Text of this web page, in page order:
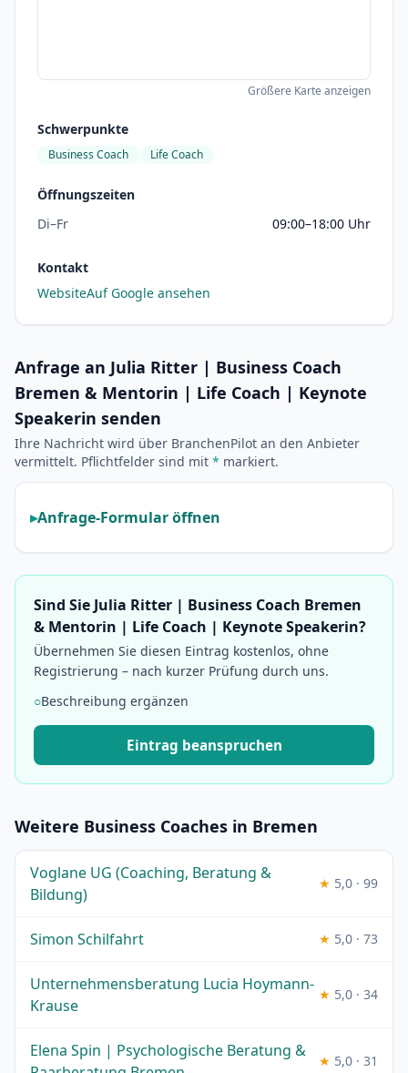
Größere Karte anzeigen
Schwerpunkte
Business Coach Life Coach
Öffnungszeiten
Di–Fr
09:00–18:00 Uhr
Kontakt
WebsiteAuf Google ansehen
Anfrage an Julia Ritter | Business Coach
Bremen & Mentorin | Life Coach | Keynote
Speakerin senden
Ihre Nachricht wird über BranchenPilot an den Anbieter
vermittelt. Pflichtfelder sind mit * markiert.
Anfrage-Formular öffnen
Sind Sie Julia Ritter | Business Coach Bremen
& Mentorin | Life Coach | Keynote Speakerin?
Übernehmen Sie diesen Eintrag kostenlos, ohne
Registrierung – nach kurzer Prüfung durch uns.
○Beschreibung ergänzen
Eintrag beanspruchen
Weitere Business Coaches in Bremen
Voglane UG (Coaching, Beratung &
Bildung)
★ 5,0 · 99
Simon Schilfahrt ★ 5,0 · 73
Unternehmensberatung Lucia Hoymann-
Krause
★ 5,0 · 34
Elena Spin | Psychologische Beratung &
★ 5,0 · 31